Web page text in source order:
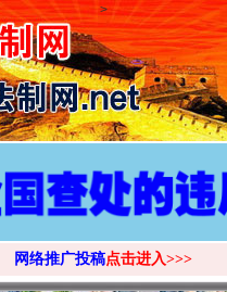
>
网络推广投稿点击进入>>>